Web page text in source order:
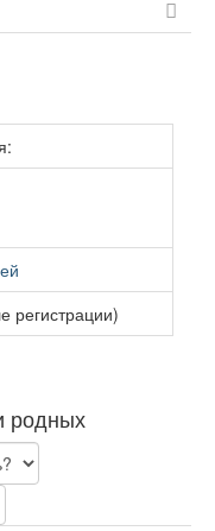
регистрации)
родных